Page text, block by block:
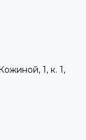
1, к. 1,